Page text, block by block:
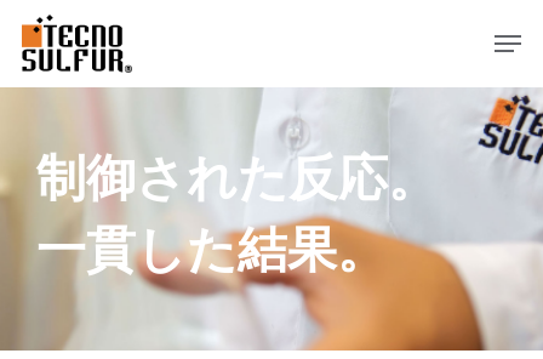
ン
メニュー
制御された反応。
一貫した結果。